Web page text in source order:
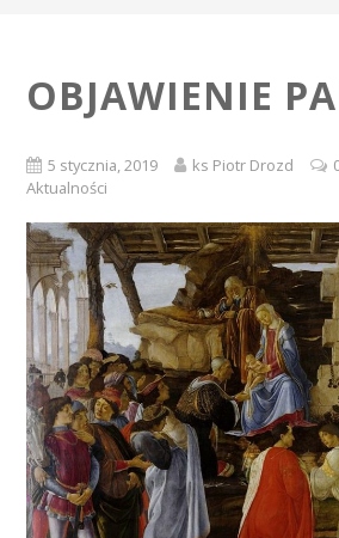
OBJAWIENIE
5 stycznia, 2019 ks Piotr Drozd
Aktualności